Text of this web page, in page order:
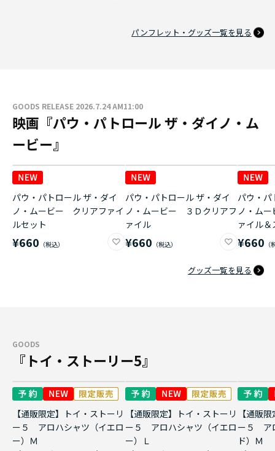
パンフレット・グッズ一覧を見る
GOODS RELEASE 2026.7.24 AM11:00
映画『パウ・パトロール ザ・ダイノ・ム
ービー』
パウ・パトロール ザ・ダイ
ノ・ムービー クリアファイ
ルセット
¥660
パウ・パトロール ザ・ダイ
ノ・ムービー ３Ｄクリアフ
ァイル
¥660
パウ・パ
ノ・ム
ァイル
¥660
グッズ一覧を見る
GOODS
『トイ・ストーリー5』
【通販限定】トイ・ストーリ
ー５ アロハシャツ（イエロ
ー）Ｍ
【通販限定】トイ・ストーリ
ー５ アロハシャツ（イエロ
ー）Ｌ
【通販
ー５ ア
ド）Ｍ